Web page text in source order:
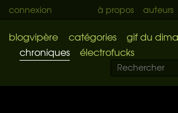
connexion à propos auteurs
blogvipère catégories
gif du
chroniques
électrofucks